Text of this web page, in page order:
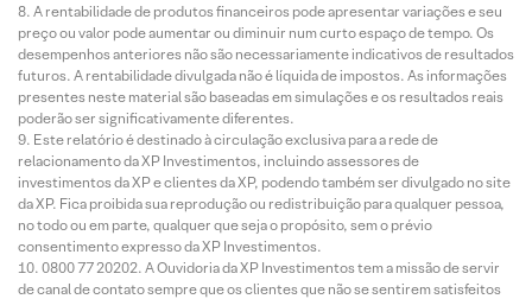
A rentabilidade de produtos financeiros pode apresentar variações e seu
preço ou valor pode aumentar ou diminuir num curto espaço de tempo. Os
desempenhos anteriores não são necessariamente indicativos de resultados
futuros. A rentabilidade divulgada não é líquida de impostos. As informações
presentes neste material são baseadas em simulações e os resultados reais
poderão ser significativamente diferentes.
Este relatório é destinado à circulação exclusiva para a rede de
relacionamento da XP Investimentos, incluindo assessores de
investimentos da XP e clientes da XP, podendo também ser divulgado no site
da XP. Fica proibida sua reprodução ou redistribuição para qualquer pessoa,
no todo ou em parte, qualquer que seja o propósito, sem o prévio
consentimento expresso da XP Investimentos.
0800 77 20202. A Ouvidoria da XP Investimentos tem a missão de servir
de canal de contato sempre que os clientes que não se sentirem satisfeitos